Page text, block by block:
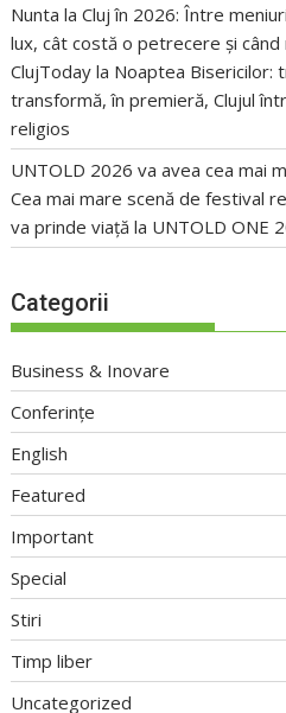
Nunta la Cluj în 2026: Între
lux, cât costă o petrecere și
ClujToday la Noaptea Bisericilor:
transformă, în premieră, Clujul
religios
UNTOLD 2026 va avea cea mai
Cea mai mare scenă de festival
va prinde viață la UNTOLD ONE
Categorii
Business & Inovare
Conferințe
English
Featured
Important
Special
Stiri
Timp liber
Uncategorized